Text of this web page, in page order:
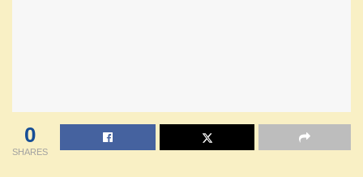
0
SHARES